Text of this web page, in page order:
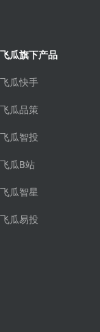
飞瓜旗下产品
飞瓜快手
飞瓜品策
飞瓜智投
飞瓜B站
飞瓜智星
飞瓜易投